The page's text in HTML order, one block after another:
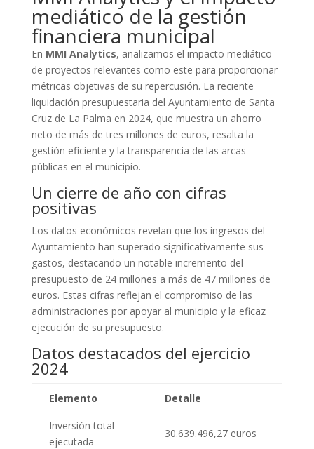
mediático de la gestión
financiera municipal
En MMI Analytics, analizamos el impacto mediático
de proyectos relevantes como este para proporcionar
métricas objetivas de su repercusión. La reciente
liquidación presupuestaria del Ayuntamiento de Santa
Cruz de La Palma en 2024, que muestra un ahorro
neto de más de tres millones de euros, resalta la
gestión eficiente y la transparencia de las arcas
públicas en el municipio.
Un cierre de año con cifras
positivas
Los datos económicos revelan que los ingresos del
Ayuntamiento han superado significativamente sus
gastos, destacando un notable incremento del
presupuesto de 24 millones a más de 47 millones de
euros. Estas cifras reflejan el compromiso de las
administraciones por apoyar al municipio y la eficaz
ejecución de su presupuesto.
Datos destacados del ejercicio
2024
Elemento Detalle
Inversión total
ejecutada
30.639.496,27 euros